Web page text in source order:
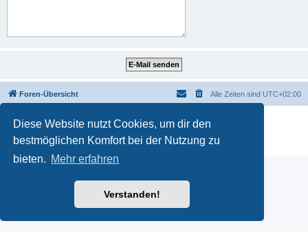
Diese Website nutzt Cookies, um dir den
bestmöglichen Komfort bei der Nutzung zu
bieten. Mehr erfahren
Verstanden!
Foren-Übersicht Alle Zeiten sind UTC+02:00
Powered by phpBB
® Forum Software © phpBB Limited
Deutsche Übersetzung durch
Datenschutz|Nutzungsbedingungen